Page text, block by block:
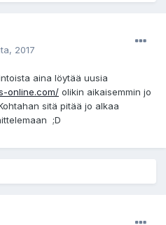
2017
aina löytää uusia
online.com/ olikin aikaisemmin jo
sitä pitää jo alkaa
;D